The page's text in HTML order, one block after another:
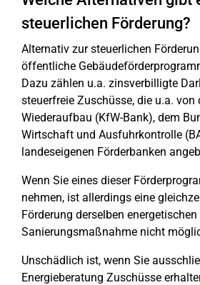
steuerlichen Förderung?
Alternativ zur steuerlichen
öffentliche
Dazu zählen u.a. zinsverbilligte
steuerfreie Zuschüsse, die u.a.
Wiederaufbau (KfW-Bank), dem
Wirtschaft und Ausfuhrkontrolle
landeseigenen Förderbanken
Wenn Sie eines dieser
nehmen, ist allerdings eine
Förderung derselben energetischen
Sanierungsmaßnahme nicht
Unschädlich ist, wenn Sie
Energieberatung Zuschüsse